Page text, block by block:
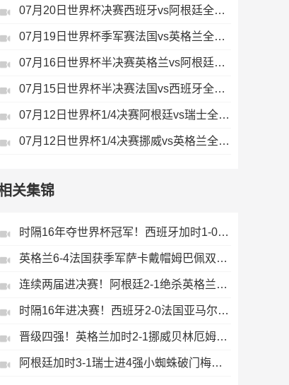
07月20日世界杯决赛西班牙vs阿根廷全场录像
07月19日世界杯季军赛法国vs英格兰全场录像
07月16日世界杯半决赛英格兰vs阿根廷全场录像
07月15日世界杯半决赛法国vs西班牙全场录像
07月12日世界杯1/4决赛阿根廷vs瑞士全场录像
07月12日世界杯1/4决赛挪威vs英格兰全场录像
关集锦
时隔16年夺世界杯冠军！西班牙加时1-0阿根廷费兰制胜恩佐染红
英格兰6-4法国获季军萨卡戴帽姆巴佩双响创纪录奥利塞2助+失良机
连续两届进决赛！阿根廷2-1绝杀英格兰劳塔罗恩佐破门梅西两助攻
时隔16年进决赛！西班牙2-0法国亚马尔造点奥亚萨瓦尔、波罗破门
晋级四强！英格兰加时2-1挪威贝林厄姆连场双响谢尔德鲁普破门
阿根廷加时3-1瑞士进4强小蜘蛛破门梅西助攻麦卡恩博洛假摔染红